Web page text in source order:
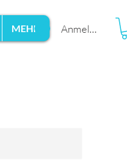
MEHR Anmelden